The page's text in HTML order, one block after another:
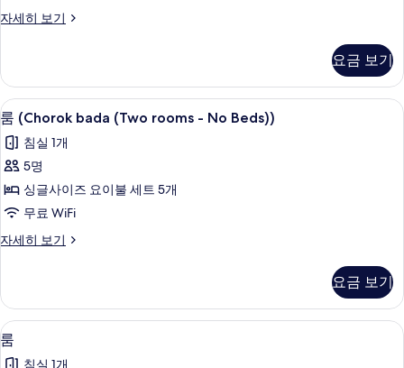
기
자세히 보기
룸
보
기
요금 보기
룸
(Chorok
bada
(Two
rooms
-
No
진
모
두
7
룸 (Chorok bada (Two rooms - No Beds))
침실 1개
5명
싱글사이즈 요이불 세트 5개
무료 WiFi
자세히 보기
룸
rooms
No
Beds))
요금 보기
룸
사
룸
침실 1개